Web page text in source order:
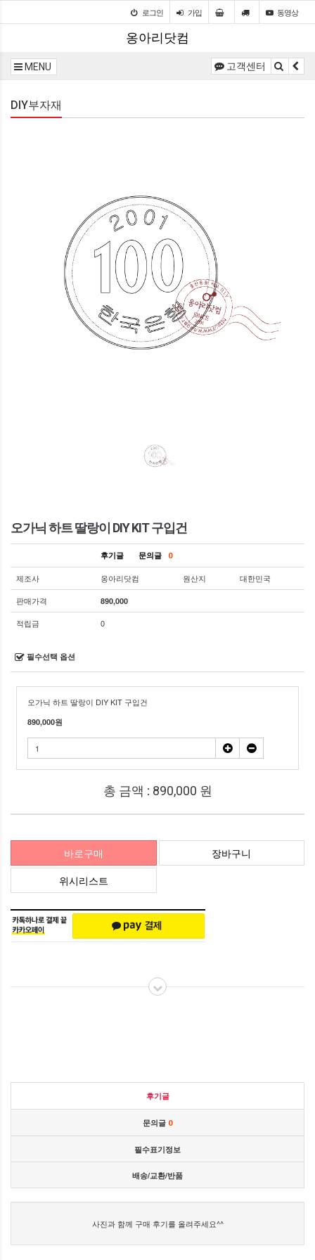
로그인 가입 동영상
옹아리닷컴
MENU 고객센터
DIY부자재
오가닉 하트 딸랑이 DIY KIT 구입건
후기글 문의글 0
제조사 옹아리닷컴 원산지
대한민국
판매가격
890,000
적립금 0
필수선택 옵션
오가닉 하트 딸랑이 DIY KIT 구입건
890,000원
총 금액 : 890,000 원
바로구매
장바구니
위시리스트
후기글
문의글 0
필수표기정보
배송/교환/반품
사진과 함께 구매 후기를 올려주세요^^